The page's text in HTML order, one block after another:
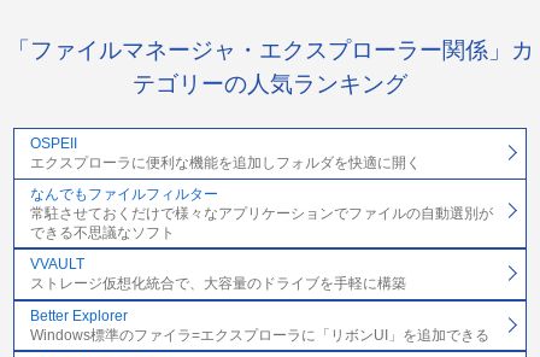
「ファイルマネージャ・エクスプローラー関係」カ
テゴリーの人気ランキング
OSPEII
エクスプローラに便利な機能を追加しフォルダを快適に開く
なんでもファイルフィルター
常駐させておくだけで様々なアプリケーションでファイルの自動選別が
できる不思議なソフト
VVAULT
ストレージ仮想化統合で、大容量のドライブを手軽に構築
Better Explorer
Windows標準のファイラ=エクスプローラに「リボンUI」を追加できる